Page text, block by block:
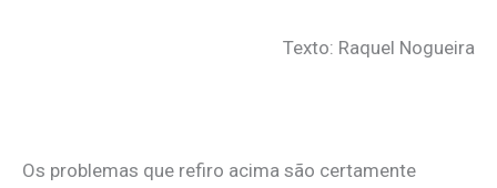
Texto: Raquel Nogueira
Os problemas que refiro acima são certamente